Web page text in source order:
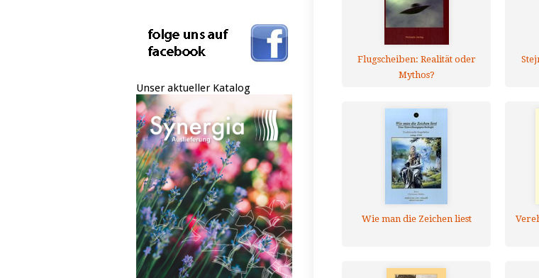
Unser aktueller Katalog
Flugscheiben: Realität oder
Mythos?
Wie man die Zeichen liest